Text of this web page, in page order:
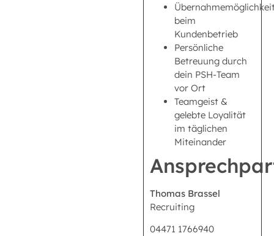
beim
Kundenbetrieb
Persönliche
Betreuung durch
dein PSH-Team
vor Ort
Teamgeist &
gelebte Loyalität
im täglichen
Miteinander
Thomas Brassel
Recruiting
04471 1766940